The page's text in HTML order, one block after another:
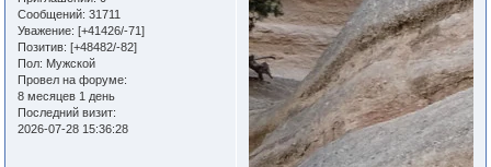
Сообщений: 31711
Уважение: [+41426/-71]
Позитив: [+48482/-82]
Пол: Мужской
Провел на форуме:
8 месяцев 1 день
Последний визит:
2026-07-28 15:36:28